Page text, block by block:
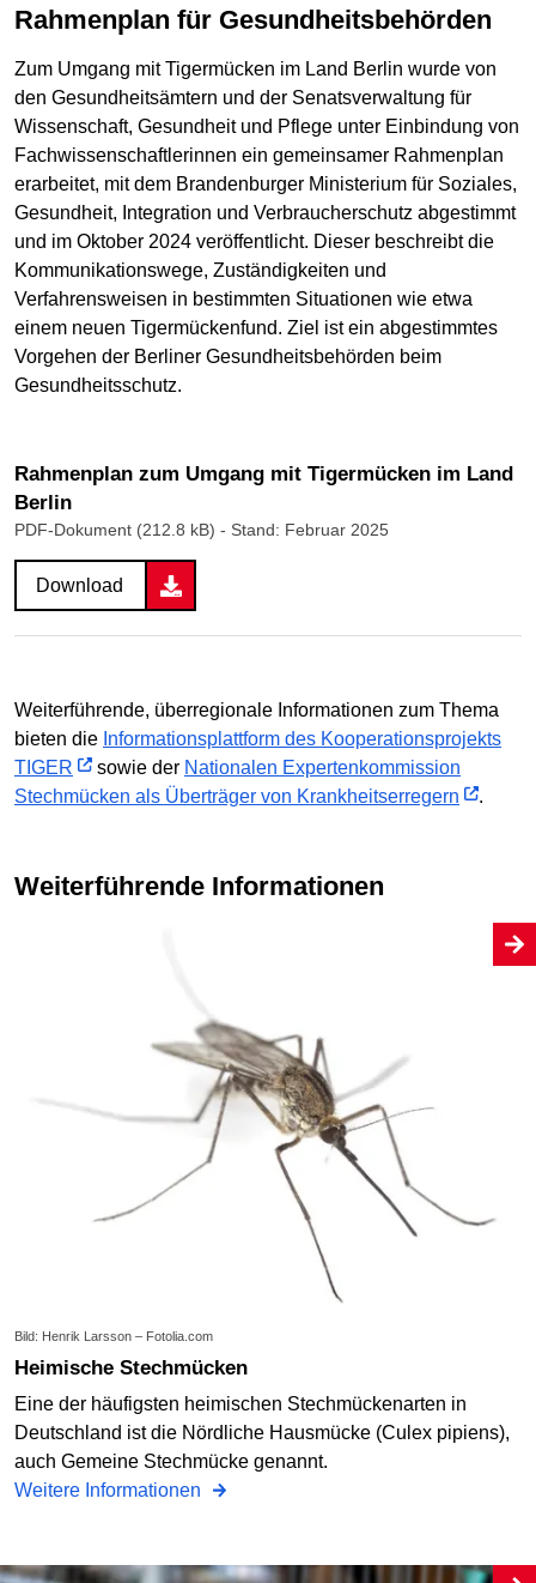
Rahmenplan für Gesundheitsbehörden
Zum Umgang mit Tigermücken im Land Berlin wurde von
den Gesundheitsämtern und der Senatsverwaltung für
Wissenschaft, Gesundheit und Pflege unter Einbindung von
Fachwissenschaftlerinnen ein gemeinsamer Rahmenplan
erarbeitet, mit dem Brandenburger Ministerium für Soziales,
Gesundheit, Integration und Verbraucherschutz abgestimmt
und im Oktober 2024 veröffentlicht. Dieser beschreibt die
Kommunikationswege, Zuständigkeiten und
Verfahrensweisen in bestimmten Situationen wie etwa
einem neuen Tigermückenfund. Ziel ist ein abgestimmtes
Vorgehen der Berliner Gesundheitsbehörden beim
Gesundheitsschutz.
Rahmenplan zum Umgang mit Tigermücken im Land
Berlin
PDF-Dokument (212.8 kB) - Stand: Februar 2025
Download
Weiterführende, überregionale Informationen zum Thema
bieten die Informationsplattform des Kooperationsprojekts
TIGER
sowie der Nationalen Expertenkommission
Stechmücken als Überträger von Krankheitserregern
.
Weiterführende Informationen
Bild: Henrik Larsson – Fotolia.com
Heimische Stechmücken
Eine der häufigsten heimischen Stechmückenarten in
Deutschland ist die Nördliche Hausmücke (Culex pipiens),
auch Gemeine Stechmücke genannt.
Weitere Informationen